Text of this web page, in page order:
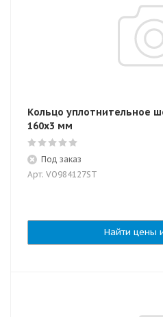
Кольцо уплотнительное
160х3 мм
Под заказ
Арт: VO984127ST
Найти цены